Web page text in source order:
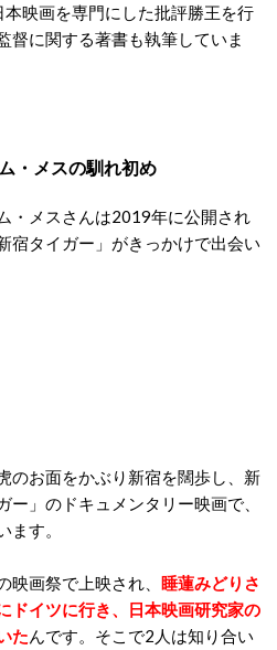
映画を専門にした批評勝王を行
督に関する著書も執筆していま
・メスの馴れ初め
・メスさんは2019年に公開され
宿タイガー」がきっかけで出会い
のお面をかぶり新宿を闊歩し、新
」のドキュメンタリー映画で、
ます。
映画祭で上映され、 睡蓮みどりさ
ドイツに行き、日本映画研究家の
たんです。そこで2人は知り合い